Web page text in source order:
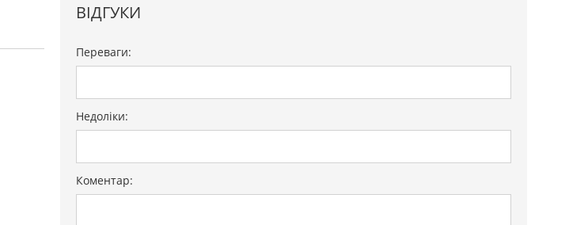
ВІДГУКИ
Переваги:
Недоліки:
Коментар: